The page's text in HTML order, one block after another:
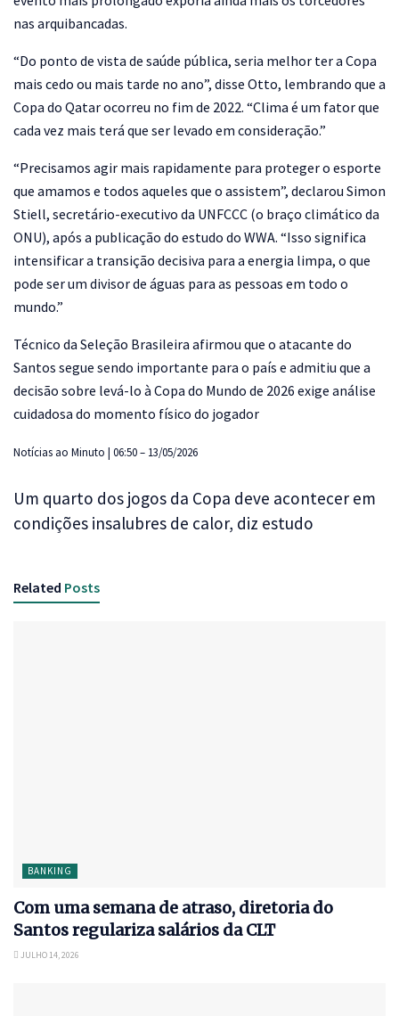
nas arquibancadas.
“Do ponto de vista de saúde pública, seria melhor ter a Copa
mais cedo ou mais tarde no ano”, disse Otto, lembrando que a
Copa do Qatar ocorreu no fim de 2022. “Clima é um fator que
cada vez mais terá que ser levado em consideração.”
“Precisamos agir mais rapidamente para proteger o esporte
que amamos e todos aqueles que o assistem”, declarou Simon
Stiell, secretário-executivo da UNFCCC (o braço climático da
ONU), após a publicação do estudo do WWA. “Isso significa
intensificar a transição decisiva para a energia limpa, o que
pode ser um divisor de águas para as pessoas em todo o
mundo.”
Técnico da Seleção Brasileira afirmou que o atacante do
Santos segue sendo importante para o país e admitiu que a
decisão sobre levá-lo à Copa do Mundo de 2026 exige análise
cuidadosa do momento físico do jogador
Notícias ao Minuto | 06:50 – 13/05/2026
Um quarto dos jogos da Copa deve acontecer em
condições insalubres de calor, diz estudo
Related Posts
BANKING
Com uma semana de atraso, diretoria do
Santos regulariza salários da CLT
JULHO 14, 2026